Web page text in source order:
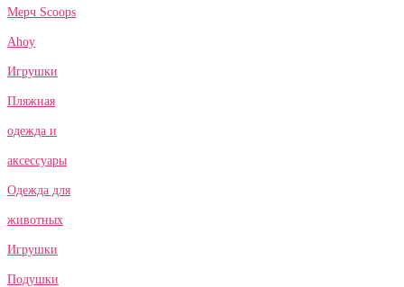
Мерч Scoops
Ahoy
Игрушки
Пляжная
одежда и
аксессуары
Одежда для
животных
Игрушки
Подушки